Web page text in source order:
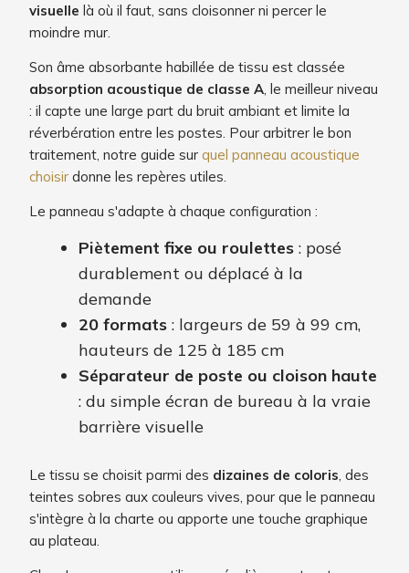
visuelle là où il faut, sans cloisonner ni percer le
moindre mur.
Son âme absorbante habillée de tissu est classée
absorption acoustique de classe A , le meilleur niveau
: il capte une large part du bruit ambiant et limite la
réverbération entre les postes. Pour arbitrer le bon
traitement, notre guide sur quel panneau acoustique
choisir donne les repères utiles.
Le panneau s'adapte à chaque configuration :
Piètement fixe ou roulettes : posé
durablement ou déplacé à la
demande
20 formats : largeurs de 59 à 99 cm,
hauteurs de 125 à 185 cm
Séparateur de poste ou cloison haute
: du simple écran de bureau à la vraie
barrière visuelle
Le tissu se choisit parmi des dizaines de coloris , des
teintes sobres aux couleurs vives, pour que le panneau
s'intègre à la charte ou apporte une touche graphique
au plateau.